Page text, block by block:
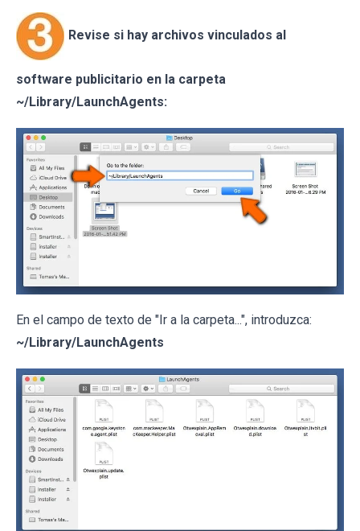
Revise si hay archivos vinculados al
software publicitario en la carpeta
~/Library/LaunchAgents:
En el campo de texto de "Ir a la carpeta...", introduzca:
~/Library/LaunchAgents